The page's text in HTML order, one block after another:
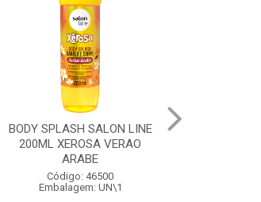
BODY SPLASH SALON LINE
200ML XEROSA VERAO
ARABE
Código: 46500
Embalagem: UN\1